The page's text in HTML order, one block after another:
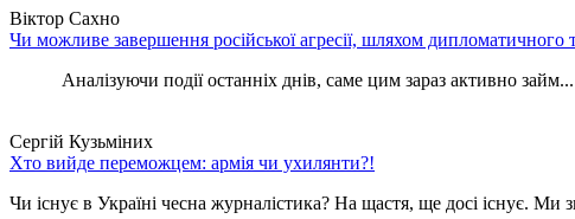
Віктор Сахно
Чи можливе завершення російської агресії, шляхом
Аналізуючи події останніх днів, саме цим зараз активно займ...
Сергій Кузьміних
Хто вийде переможцем: армія чи ухилянти?!
Чи існує в Україні чесна журналістика? На щастя, ще досі існує. Ми